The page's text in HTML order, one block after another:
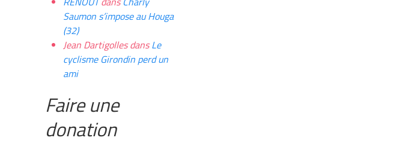
Saumon s’impose au Houga
(32)
Jean DartigollesdansLe
cyclisme Girondin perd un
ami
Faire une
donation